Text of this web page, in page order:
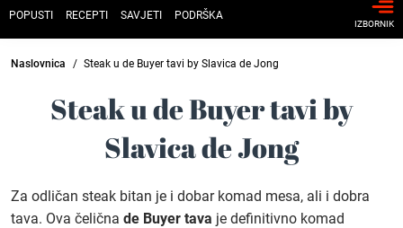
POPUSTI RECEPTI SAVJETI PODRŠKA
IZBORNIK
Naslovnica Steak u de Buyer tavi by Slavica de Jong
Steak u de Buyer tavi by
Slavica de Jong
Za odličan steak bitan je i dobar komad mesa, ali i dobra
tava. Ova čelična de Buyer tava je definitivno komad